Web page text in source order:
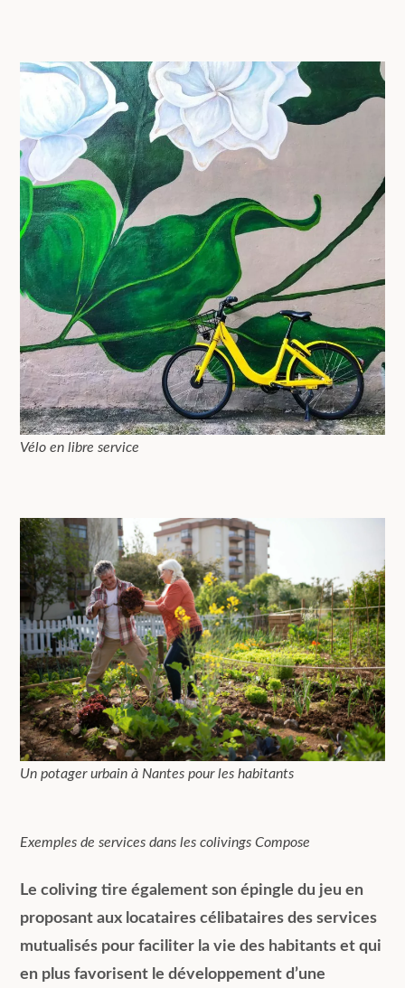
Vélo en libre service
Un potager urbain à Nantes pour les habitants
Exemples de services dans les colivings Compose
Le coliving tire également son épingle du jeu en
proposant aux locataires célibataires des services
mutualisés pour faciliter la vie des habitants et qui
en plus favorisent le développement d’une